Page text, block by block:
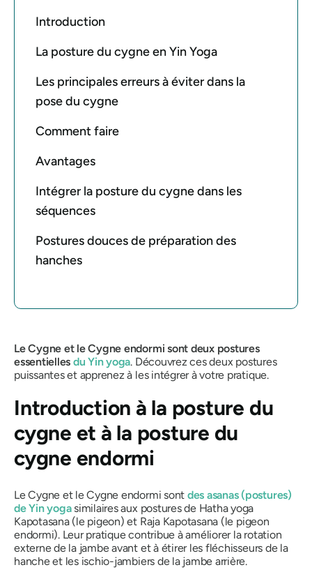
Introduction
La posture du cygne en Yin Yoga
Les principales erreurs à éviter dans la
pose du cygne
Comment faire
Avantages
Intégrer la posture du cygne dans les
séquences
Postures douces de préparation des
hanches
Le Cygne et le Cygne endormi sont deux postures
essentielles du Yin yoga. Découvrez ces deux postures
puissantes et apprenez à les intégrer à votre pratique.
Introduction à la posture du
cygne et à la posture du
cygne endormi
Le Cygne et le Cygne endormi sont des asanas(postures)
de Yin yogasimilaires aux postures de Hatha yoga
Kapotasana (le pigeon) et Raja Kapotasana (le pigeon
endormi). Leur pratique contribue à améliorer la rotation
externe de la jambe avant et à étirer les fléchisseurs de la
hanche et les ischio-jambiers de la jambe arrière.